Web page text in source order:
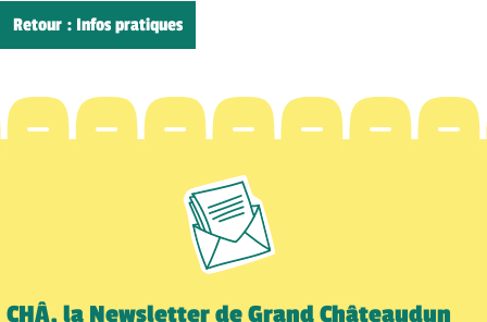
Retour : Infos pratiques
CHÂ, la Newsletter de Grand Châteaudun